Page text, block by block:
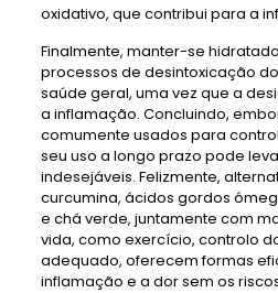
oxidativo, que contribui para a
Finalmente, manter-se
processos de desintoxicação
saúde geral, uma vez que a
a inflamação. Concluindo,
comumente usados ​​para
seu uso a longo prazo pode
indesejáveis. Felizmente,
curcumina, ácidos gordos
e chá verde, juntamente com
vida, como exercício, controlo
adequado, oferecem formas
inflamação e a dor sem os